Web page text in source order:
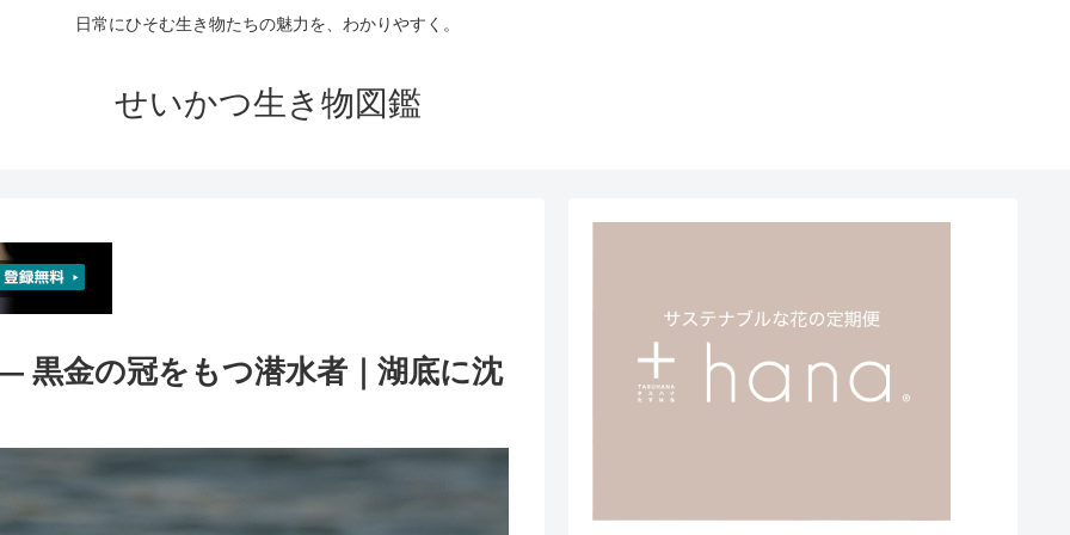
日常にひそむ生き物たちの魅力を、わかりやすく。
せいかつ生き物図鑑
黒金の冠をもつ潜水者｜湖底に沈